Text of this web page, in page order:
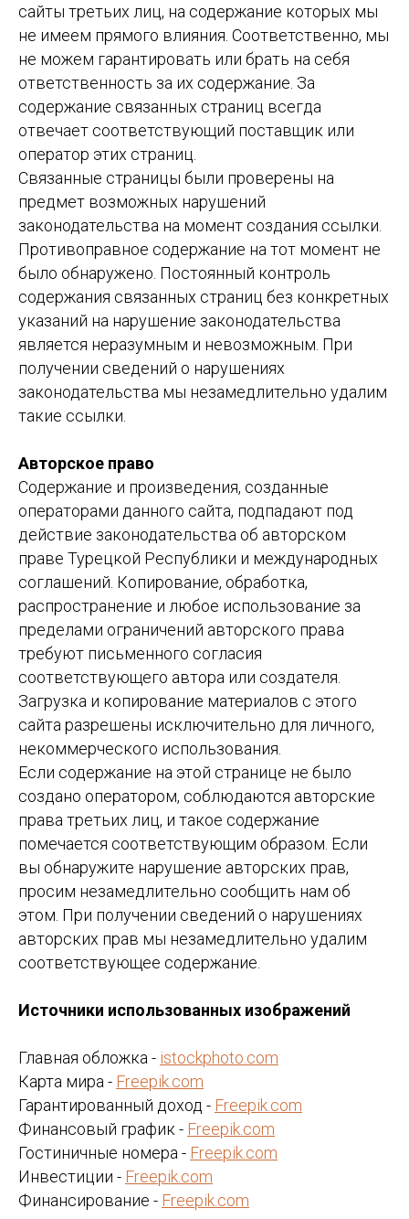
сайты третьих лиц, на содержание которых мы
не имеем прямого влияния. Соответственно, мы
не можем гарантировать или брать на себя
ответственность за их содержание. За
содержание связанных страниц всегда
отвечает соответствующий поставщик или
оператор этих страниц.
Связанные страницы были проверены на
предмет возможных нарушений
законодательства на момент создания ссылки.
Противоправное содержание на тот момент не
было обнаружено. Постоянный контроль
содержания связанных страниц без конкретных
указаний на нарушение законодательства
является неразумным и невозможным. При
получении сведений о нарушениях
законодательства мы незамедлительно удалим
такие ссылки.
Авторское право
Содержание и произведения, созданные
операторами данного сайта, подпадают под
действие законодательства об авторском
праве Турецкой Республики и международных
соглашений. Копирование, обработка,
распространение и любое использование за
пределами ограничений авторского права
требуют письменного согласия
соответствующего автора или создателя.
Загрузка и копирование материалов с этого
сайта разрешены исключительно для личного,
некоммерческого использования.
Если содержание на этой странице не было
создано оператором, соблюдаются авторские
права третьих лиц, и такое содержание
помечается соответствующим образом. Если
вы обнаружите нарушение авторских прав,
просим незамедлительно сообщить нам об
этом. При получении сведений о нарушениях
авторских прав мы незамедлительно удалим
соответствующее содержание.
Источники использованных изображений
Главная обложка - istockphoto.com
Карта мира - Freepik.com
Гарантированный доход - Freepik.com
Финансовый график - Freepik.com
Гостиничные номера - Freepik.com
Инвестиции - Freepik.com
Финансирование - Freepik.com